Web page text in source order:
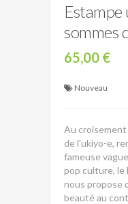
Estampe
sommes
65,00 €
Nouveau
Au
de l'ukiyo-e,
fameuse
pop culture, le
nous propose
beauté au